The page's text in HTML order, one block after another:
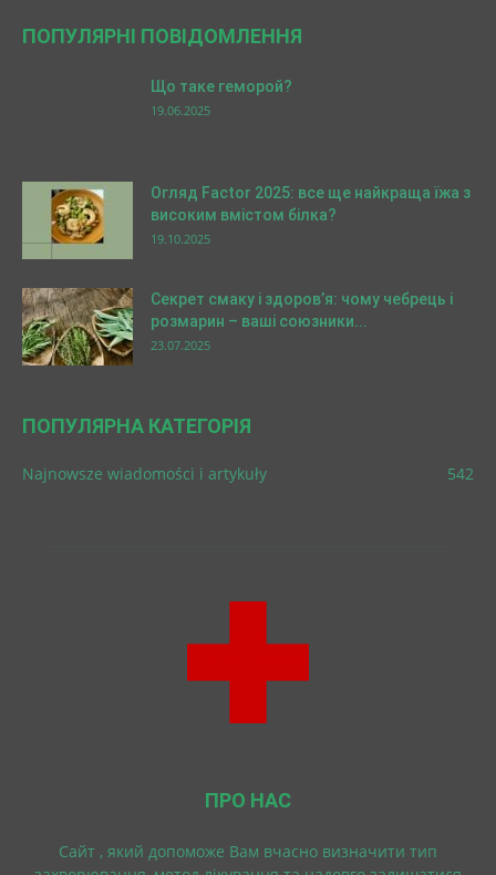
ПОПУЛЯРНІ ПОВІДОМЛЕННЯ
Що таке геморой?
19.06.2025
Огляд Factor 2025: все ще найкраща їжа з
високим вмістом білка?
19.10.2025
Секрет смаку і здоров’я: чому чебрець і
розмарин – ваші союзники...
23.07.2025
ПОПУЛЯРНА КАТЕГОРІЯ
Najnowsze wiadomości i artykuły 542
ПРО НАС
Cайт , який допоможе Вам вчасно визначити тип